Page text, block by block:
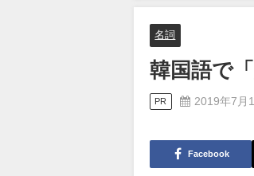
名詞
韓国語で
PR 2019年7月
Facebook